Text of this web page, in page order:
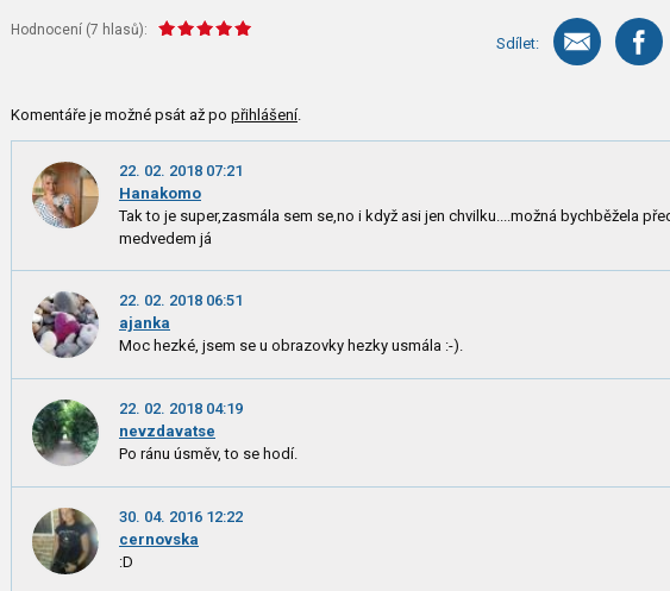
Hodnocení (7 hlasů):
Sdílet:
Komentáře je možné psát až po přihlášení.
22. 02. 2018 07:21
Hanakomo
Tak to je super,zasmála sem se,no i když asi jen chvilku....možná bychběžela
medvedem já
22. 02. 2018 06:51
ajanka
Moc hezké, jsem se u obrazovky hezky usmála :-).
22. 02. 2018 04:19
nevzdavatse
Po ránu úsměv, to se hodí.
30. 04. 2016 12:22
cernovska
:D